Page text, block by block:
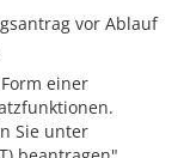
vor Ablauf
einer
Sie unter